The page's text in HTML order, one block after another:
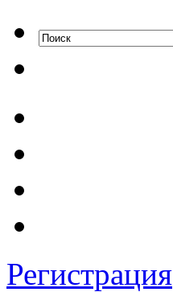
Регистрация